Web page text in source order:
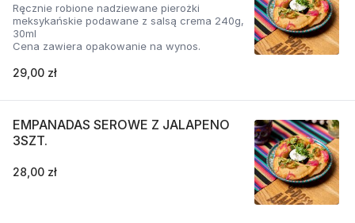
Ręcznie robione nadziewane pierożki
meksykańskie podawane z salsą crema 240g,
30ml
Cena zawiera opakowanie na wynos.
29,00 zł
EMPANADAS SEROWE Z JALAPENO
3SZT.
28,00 zł